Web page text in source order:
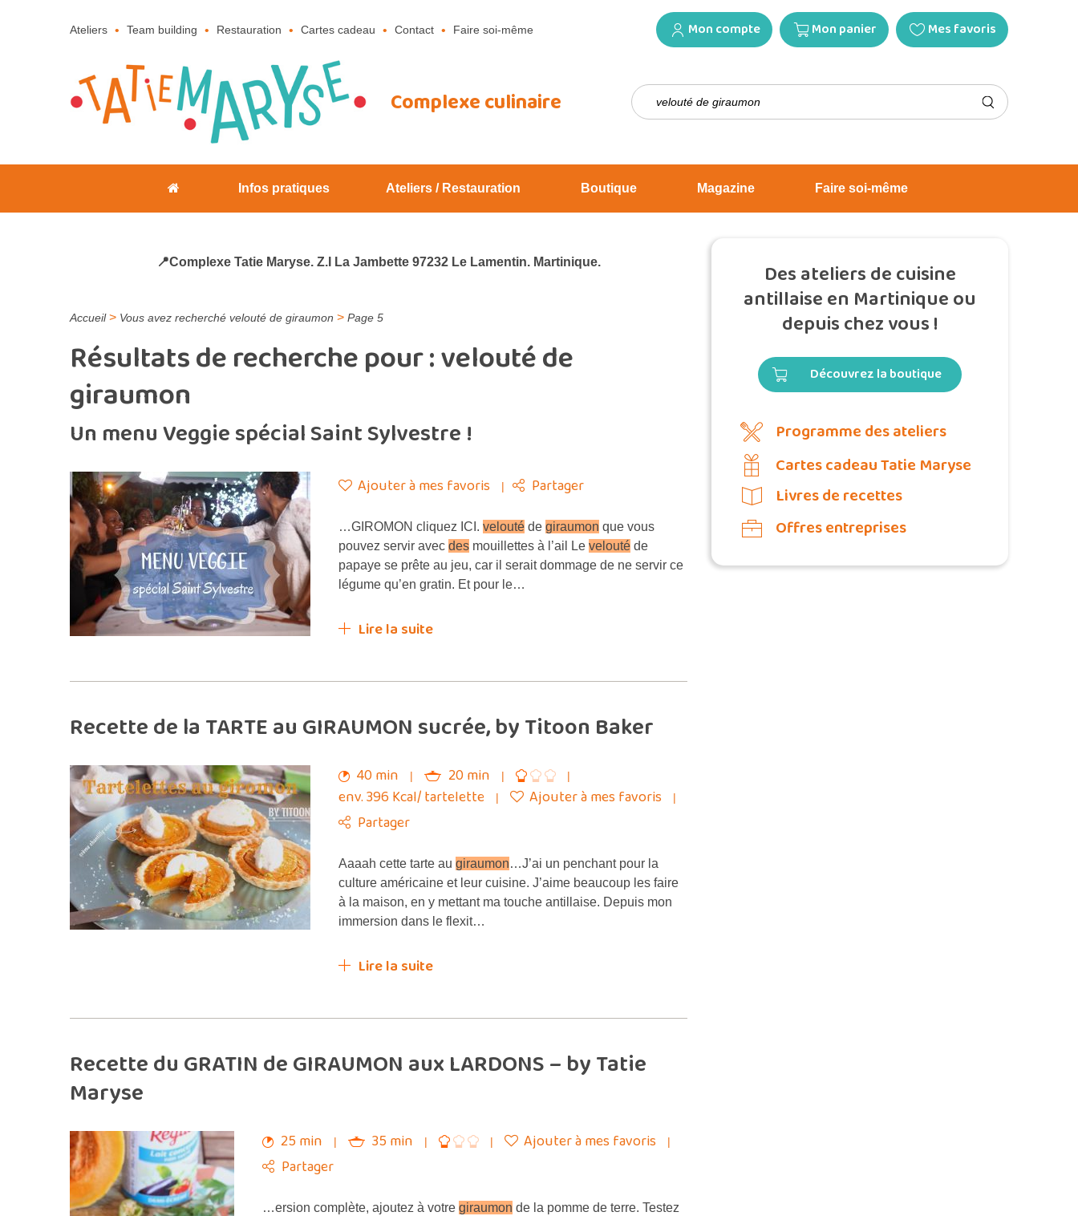
Ateliers Team building Restauration Cartes cadeau Contact Faire soi-même Mon compte Mon panier Mes favoris
Complexe culinaire Rechercher :
Infos pratiques Ateliers / Restauration Boutique Magazine Faire soi-même
📍Complexe Tatie Maryse. Z.I La Jambette 97232 Le Lamentin. Martinique.
Accueil> Vous avez recherché velouté de giraumon > Page 5
Résultats de recherche pour :velouté de
giraumon
Un menu Veggie spécial Saint Sylvestre !
Ajouter à mes favoris Partager
…GIROMON cliquez ICI. velouté de giraumon que vous
pouvez servir avec des mouillettes à l’ail Le velouté de
papaye se prête au jeu, car il serait dommage de ne servir ce
légume qu’en gratin. Et pour le…
Lire la suite
Recette de la TARTE au GIRAUMON sucrée, by Titoon Baker
40 min
20 min
env. 396 Kcal/ tartelette
Ajouter à mes favoris
Partager
Aaaah cette tarte au giraumon…J’ai un penchant pour la
culture américaine et leur cuisine. J’aime beaucoup les faire
à la maison, en y mettant ma touche antillaise. Depuis mon
immersion dans le flexit…
Lire la suite
Recette du GRATIN de GIRAUMON aux LARDONS – by Tatie
Maryse
25 min 35 min
Ajouter à mes favoris
Partager
…ersion complète, ajoutez à votre giraumon de la pomme de terre. Testez
Des ateliers de cuisine
antillaise en Martinique ou
depuis chez vous !
Découvrez la boutique
Programme des ateliers
Cartes cadeau Tatie Maryse
Livres de recettes
Offres entreprises